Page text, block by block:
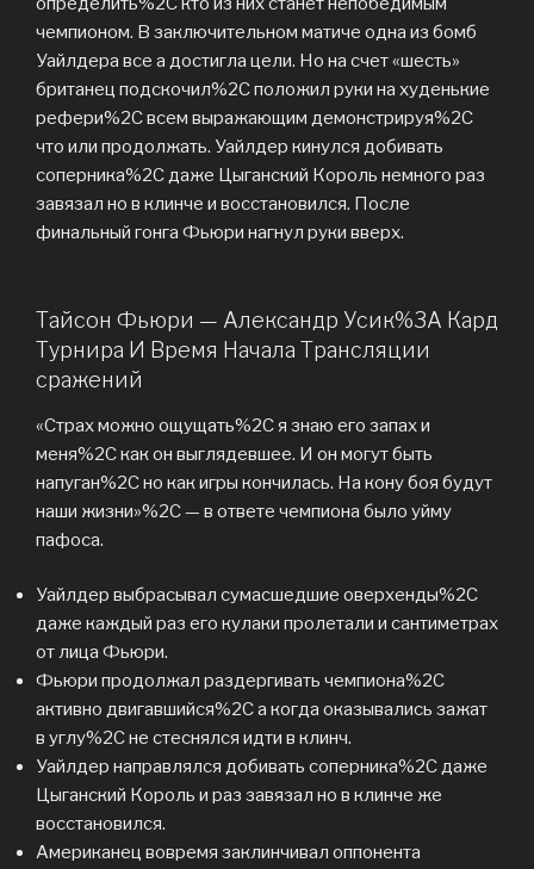
чемпионом. В заключительном матиче одна из бомб
Уайлдера все а достигла цели. Но на счет «шесть»
британец подскочил%2C положил руки на худенькие
рефери%2C всем выражающим демонстрируя%2C
что или продолжать. Уайлдер кинулся добивать
соперника%2C даже Цыганский Король немного раз
завязал но в клинче и восстановился. После
финальный гонга Фьюри нагнул руки вверх.
Тайсон Фьюри — Александр Усик%3A Кард
Турнира И Время Начала Трансляции
сражений
«Страх можно ощущать%2C я знаю его запах и
меня%2C как он выглядевшее. И он могут быть
напуган%2C но как игры кончилась. На кону боя будут
наши жизни»%2C — в ответе чемпиона было уйму
пафоса.
Уайлдер выбрасывал сумасшедшие оверхенды%2C
даже каждый раз его кулаки пролетали и сантиметрах
от лица Фьюри.
Фьюри продолжал раздергивать чемпиона%2C
активно двигавшийся%2C а когда оказывались зажат
в углу%2C не стеснялся идти в клинч.
Уайлдер направлялся добивать соперника%2C даже
Цыганский Король и раз завязал но в клинче же
восстановился.
Американец вовремя заклинчивал оппонента